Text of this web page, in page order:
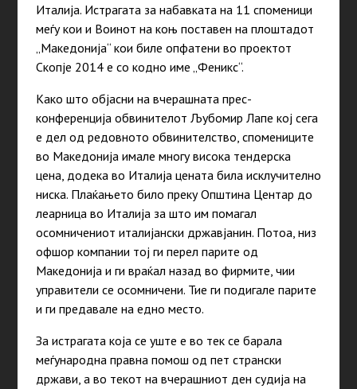
Италија. Истрагата за набавката на 11 споменици
меѓу кои и Воинот на коњ поставен на плоштадот
„Македонија“ кои биле опфатени во проектот
Скопје 2014 е со кодно име „Феникс“.
Како што објасни на вчерашната прес-
конференција обвинителот Љубомир Лапе кој сега
е дел од редовното обвинителство, спомениците
во Македонија имале многу висока тендерска
цена, додека во Италија цената била исклучително
ниска. Плаќањето било преку Општина Центар до
леарница во Италија за што им помагал
осомничениот италијански државјанин. Потоа, низ
офшор компании тој ги перел парите од
Македонија и ги враќал назад во фирмите, чии
управители се осомничени. Тие ги подигале парите
и ги предавале на едно место.
За истрагата која се уште е во тек се барала
меѓународна правна помош од пет странски
држави, а во текот на вчерашниот ден судија на